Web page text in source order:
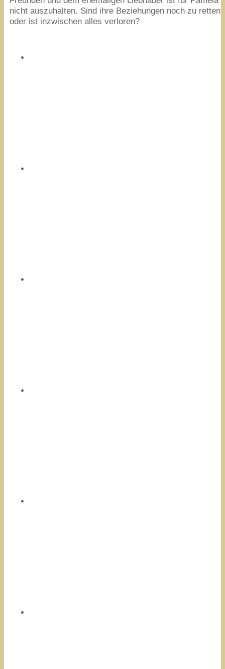
nicht auszuhalten. Sind ihre Beziehungen noch zu retten
oder ist inzwischen alles verloren?